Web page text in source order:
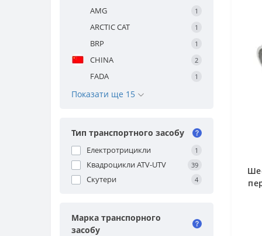
AMG 1
ARCTIC CAT 1
BRP 1
CHINA 2
FADA 1
Показати ще 15
Тип транспортного засобу
Електротрицикли 1
Квадроцикли ATV-UTV 39
Скутери 4
Марка транспорного
засобу